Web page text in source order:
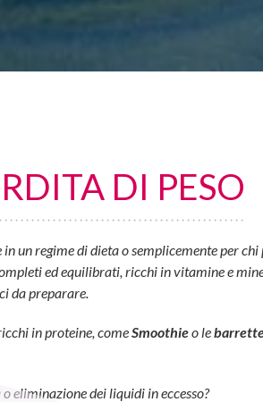
DI PESO
un regime di dieta o semplicemente per
ed equilibrati, ricchi in vitamine e
da preparare.
in proteine, comeSmoothieo le
eliminazione dei liquidi in eccesso?